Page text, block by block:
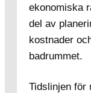
ekonomiska
del av
kostnader
badrummet.
Tidslinjen för